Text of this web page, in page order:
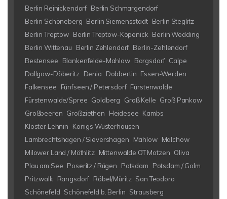
Berlin Reinickendorf Berlin Schmargendorf
Berlin Schöneberg Berlin Siemensstadt Berlin Steglitz
Berlin Treptow Berlin Treptow-Köpenick Berlin Wedding
Berlin Wittenau
Berlin Zehlendorf Berlin-Zehlendorf
Bestensee
Blankenfelde-Mahlow Borgsdorf Calpe
Dallgow-Döberitz Denia Dobbertin Essen-Werden
Falkensee
Fünfseen / Petersdorf Fürstenwalde
Fürstenwalde/Spree Goldberg Groß Kelle Groß Pankow
Großbeeren Großziethen Heidesee Kambs
Kloster Lehnin
Königs Wusterhausen
Lambrechtshagen / Sievershagen
Mahlow Malchow
Milower Land / Möthlitz Mittenwalde OT Motzen Oliva
Plau am See Poseritz / Rügen Potsdam
Potsdam / Golm
Pritzwalk
Rangsdorf Röbel/Müritz San Teodoro
Schönefeld Schönefeld b. Berlin Strausberg